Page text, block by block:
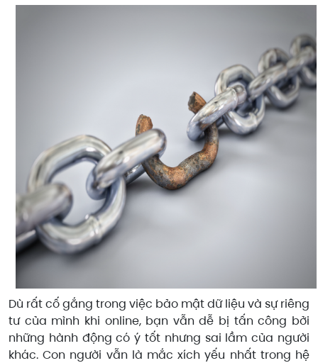
Dù rất cố gắng trong việc bảo mật dữ liệu và sự riêng
tư của mình khi online, bạn vẫn dễ bị tấn công bởi
những hành động có ý tốt nhưng sai lầm của người
khác. Con người vẫn là mắc xích yếu nhất trong hệ